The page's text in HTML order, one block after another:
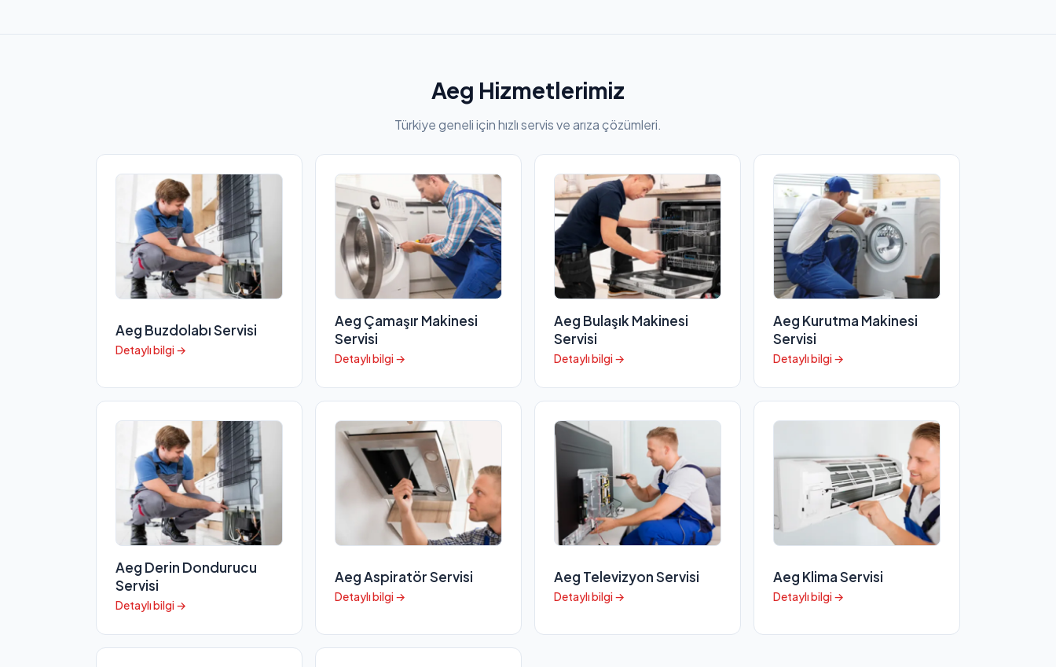
Aeg Hizmetlerimiz
Türkiye geneli için hızlı servis ve arıza çözümleri.
Aeg Buzdolabı Servisi
Detaylı bilgi →
Aeg Çamaşır Makinesi
Servisi
Detaylı bilgi →
Aeg Bulaşık Makinesi
Servisi
Detaylı bilgi →
Aeg Kurutma Makinesi
Servisi
Detaylı bilgi →
Aeg Derin Dondurucu
Servisi
Detaylı bilgi →
Aeg Aspiratör Servisi
Detaylı bilgi →
Aeg Televizyon Servisi
Detaylı bilgi →
Aeg Klima Servisi
Detaylı bilgi →